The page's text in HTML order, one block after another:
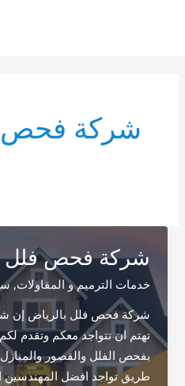
شركة فحص
شركة فحص فلل
خدمات الترميم و المقاولات,
شركة فحص فلل بالرياض إن
تهتم ان تتواجد معكم وتقدم
بفحص الفلل والقصور
طريق تواجد افضل